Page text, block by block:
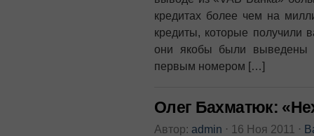
кредитах более чем на
кредиты, которые получили
они якобы были выведены
первым номером […]
Олег Бахматюк:
Автор: admin ⋅ 16 Ноя 2011 ⋅